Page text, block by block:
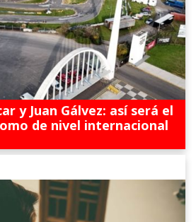
y Juan Gálvez: así será el
de nivel internacional